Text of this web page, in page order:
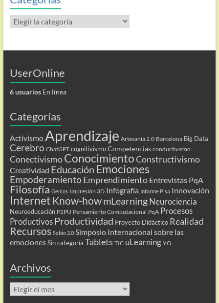
Categorías
UserOnline
6 usuariosEn línea
Categorías
Activismo Aprendizaje Artesanía 2.0 Barcelona Big Data
Cerebro ChatGPT cognitivismo Competencias conductivismo
ConectivismoConocimientoConstructivismo
Creatividad Educación Emociones
Empoderamiento Emprendimiento Entrevistas PqA
Filosofía Genios Impresión 3D Infografía Informe Pisa Innovación
Internet Know-howmLearning Neurociencia
Neuroeducación P2PU Pensamiento Computacional PqA Procesos
Productivos Productividad Proyecto Didáctico Realidad
Recursos Sabio 2.0 Simposio Internacional sobre las
emociones Sin categoría Tablets TIC uLearning YO
Archivos
Archivos